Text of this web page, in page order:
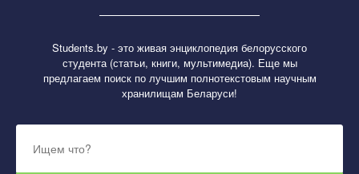
Students.by - это живая энциклопедия белорусского
студента (статьи, книги, мультимедиа). Еще мы
предлагаем поиск по лучшим полнотекстовым научным
хранилищам Беларуси!